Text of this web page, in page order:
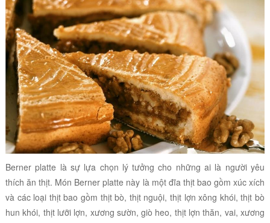
Berner platte là sự lựa chọn lý tưởng cho những ai là người yêu
thích ăn thịt. Món Berner platte này là một đĩa thịt bao gồm xúc xích
và các loại thịt bao gồm thịt bò, thịt nguội, thịt lợn xông khói, thịt bò
hun khói, thịt lưỡi lợn, xương sườn, giò heo, thịt lợn thăn, vai, xương